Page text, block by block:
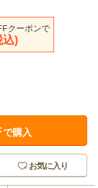
クーポンで
込)
で購入
お気に入り